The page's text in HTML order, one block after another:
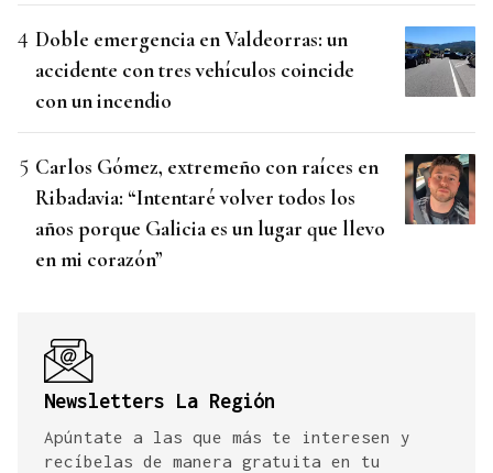
Doble emergencia en Valdeorras: un
accidente con tres vehículos coincide
con un incendio
Carlos Gómez, extremeño con raíces en
Ribadavia: “Intentaré volver todos los
años porque Galicia es un lugar que llevo
en mi corazón”
Newsletters La Región
Apúntate a las que más te interesen y
recíbelas de manera gratuita en tu